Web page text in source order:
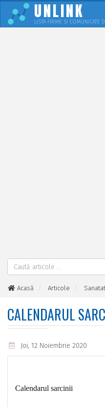
UNLINK
LISTA FIRME SI COMUNICATE
Acasă Articole
CALENDARUL
Joi, 12 Noiembrie 2020
Calendarul sarcinii